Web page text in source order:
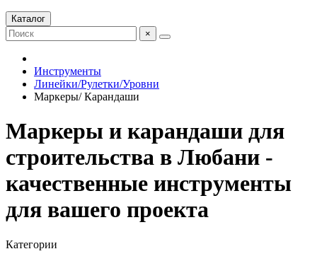
Каталог
×
Инструменты
Линейки/Рулетки/Уровни
Маркеры/ Карандаши
Маркеры и карандаши для
строительства в Любани -
качественные инструменты
для вашего проекта
Категории